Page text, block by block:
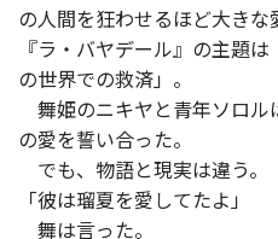
の人間を狂わせるほど大きな
『ラ・バヤデール』の主題
の世界での救済」。
舞姫のニキヤと青年ソロル
の愛を誓い合った。
でも、物語と現実は違う。
「彼は瑠夏を愛してたよ」
舞は言った。